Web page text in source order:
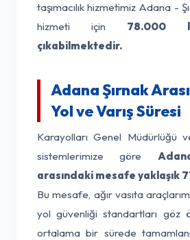
taşımacılık hizmetimiz Adana -
hizmeti için 78.000
çıkabilmektedir.
Adana Şırnak
Yol ve Varış Süresi
Karayolları Genel Müdürlüğü
sistemlerimize göre
arasındaki mesafe yaklaşık
Bu mesafe, ağır vasıta
yol güvenliği standartları göz
ortalama bir sürede